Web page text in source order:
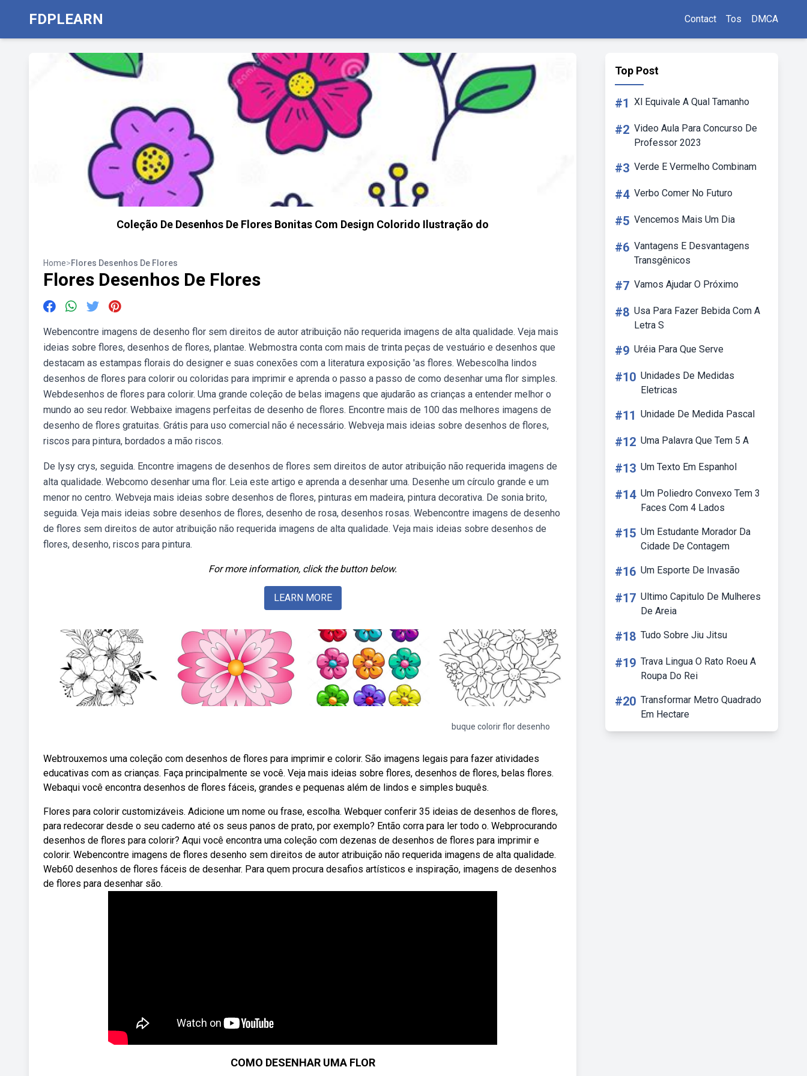
FDPLEARN Contact Tos DMCA
Coleção De Desenhos De Flores Bonitas Com Design Colorido Ilustração do
Home>Flores Desenhos De Flores
Flores Desenhos De Flores
Webencontre imagens de desenho flor sem direitos de autor atribuição não requerida imagens de alta qualidade. Veja mais
ideias sobre flores, desenhos de flores, plantae. Webmostra conta com mais de trinta peças de vestuário e desenhos que
destacam as estampas florais do designer e suas conexões com a literatura exposição 'as flores. Webescolha lindos
desenhos de flores para colorir ou coloridas para imprimir e aprenda o passo a passo de como desenhar uma flor simples.
Webdesenhos de flores para colorir. Uma grande coleção de belas imagens que ajudarão as crianças a entender melhor o
mundo ao seu redor. Webbaixe imagens perfeitas de desenho de flores. Encontre mais de 100 das melhores imagens de
desenho de flores gratuitas. Grátis para uso comercial não é necessário. Webveja mais ideias sobre desenhos de flores,
riscos para pintura, bordados a mão riscos.
De lysy crys, seguida. Encontre imagens de desenhos de flores sem direitos de autor atribuição não requerida imagens de
alta qualidade. Webcomo desenhar uma flor. Leia este artigo e aprenda a desenhar uma. Desenhe um círculo grande e um
menor no centro. Webveja mais ideias sobre desenhos de flores, pinturas em madeira, pintura decorativa. De sonia brito,
seguida. Veja mais ideias sobre desenhos de flores, desenho de rosa, desenhos rosas. Webencontre imagens de desenho
de flores sem direitos de autor atribuição não requerida imagens de alta qualidade. Veja mais ideias sobre desenhos de
flores, desenho, riscos para pintura.
For more information, click the button below.
LEARN MORE
buque colorir flor desenho
Webtrouxemos uma coleção com desenhos de flores para imprimir e colorir. São imagens legais para fazer atividades
educativas com as crianças. Faça principalmente se você. Veja mais ideias sobre flores, desenhos de flores, belas flores.
Webaqui você encontra desenhos de flores fáceis, grandes e pequenas além de lindos e simples buquês.
Flores para colorir customizáveis. Adicione um nome ou frase, escolha. Webquer conferir 35 ideias de desenhos de flores,
para redecorar desde o seu caderno até os seus panos de prato, por exemplo? Então corra para ler todo o. Webprocurando
desenhos de flores para colorir? Aqui você encontra uma coleção com dezenas de desenhos de flores para imprimir e
colorir. Webencontre imagens de flores desenho sem direitos de autor atribuição não requerida imagens de alta qualidade.
Web60 desenhos de flores fáceis de desenhar. Para quem procura desafios artísticos e inspiração, imagens de desenhos
de flores para desenhar são.
COMO DESENHAR UMA FLOR
Top Post
#1 Xl Equivale A Qual Tamanho
#2 Video Aula Para Concurso De
Professor 2023
#3 Verde E Vermelho Combinam
#4 Verbo Comer No Futuro
#5 Vencemos Mais Um Dia
#6 Vantagens E Desvantagens
Transgênicos
#7 Vamos Ajudar O Próximo
#8 Usa Para Fazer Bebida Com A
Letra S
#9 Uréia Para Que Serve
#10 Unidades De Medidas
Eletricas
#11 Unidade De Medida Pascal
#12 Uma Palavra Que Tem 5 A
#13 Um Texto Em Espanhol
#14 Um Poliedro Convexo Tem 3
Faces Com 4 Lados
#15 Um Estudante Morador Da
Cidade De Contagem
#16 Um Esporte De Invasão
#17 Ultimo Capitulo De Mulheres
De Areia
#18 Tudo Sobre Jiu Jitsu
#19 Trava Lingua O Rato Roeu A
Roupa Do Rei
#20 Transformar Metro Quadrado
Em Hectare